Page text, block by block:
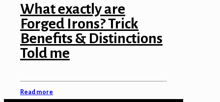
What exactly are
Forged Irons? Trick
Benefits & Distinctions
Told me
Read more